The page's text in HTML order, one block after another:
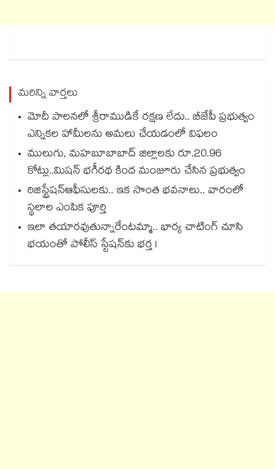
మరిన్ని వార్తలు
మోదీ పాలనలో శ్రీరాముడికే రక్షణ లేదు.. బీజేపీ ప్రభుత్వం
ఎన్నికల హామీలను అమలు చేయడంలో విఫలం
ములుగు, మహబూబాబాద్ జిల్లాలకు రూ.20.96
కోట్లు..మిషన్ భగీరథ కింద మంజూరు చేసిన ప్రభుత్వం
రిజిస్ట్రేషన్ఆఫీసులకు.. ఇక సొంత భవనాలు.. వారంలో
స్థలాల ఎంపిక పూర్తి
ఇలా తయారవుతున్నారేంటమ్మా.. భార్య చాటింగ్ చూసి
భయంతో పోలీస్ స్టేషన్⁫కు భర్త !